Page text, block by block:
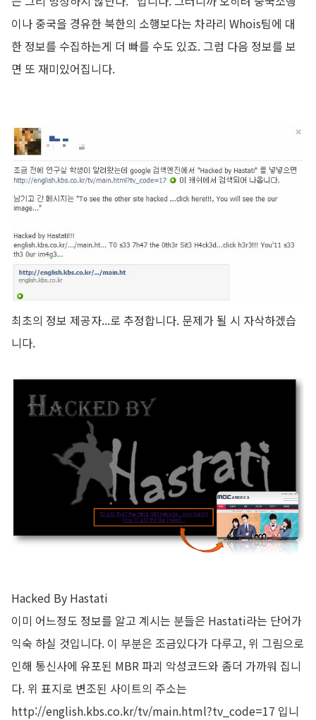
이나 중국을 경유한 북한의 소행보다는 차라리 Whois팀에 대
한 정보를 수집하는게 더 빠를 수도 있죠. 그럼 다음 정보를 보
면 또 재미있어집니다.
최초의 정보 제공자...로 추정합니다. 문제가 될 시 자삭하겠습
니다.
Hacked By Hastati
이미 어느정도 정보를 알고 계시는 분들은 Hastati라는 단어가
익숙 하실 것입니다. 이 부분은 조금있다가 다루고, 위 그림으로
인해 통신사에 유포된 MBR 파괴 악성코드와 좀더 가까워 집니
다. 위 표지로 변조된 사이트의 주소는
http://english.kbs.co.kr/tv/main.html?tv_code=17 입니